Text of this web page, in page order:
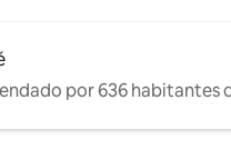
por 636 habitantes